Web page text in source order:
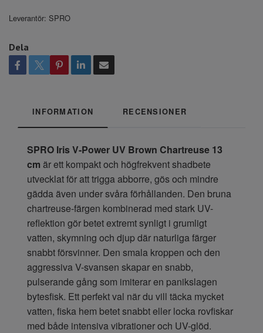
Leverantör: SPRO
Dela
INFORMATION RECENSIONER
SPRO Iris V-Power UV Brown Chartreuse 13
cm är ett kompakt och högfrekvent shadbete
utvecklat för att trigga abborre, gös och mindre
gädda även under svåra förhållanden. Den bruna
chartreuse-färgen kombinerad med stark UV-
reflektion gör betet extremt synligt i grumligt
vatten, skymning och djup där naturliga färger
snabbt försvinner. Den smala kroppen och den
aggressiva V-svansen skapar en snabb,
pulserande gång som imiterar en panikslagen
bytesfisk. Ett perfekt val när du vill täcka mycket
vatten, fiska hem betet snabbt eller locka rovfiskar
med både intensiva vibrationer och UV-glöd.